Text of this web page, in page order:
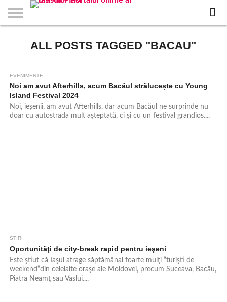
STIRI
APARTAMENTE
NOI IASI
STIRI
IASI
JOBS
FILME
CLUBURI /
DISCOTECI
BARURI /
CAFENELE
SALI DE
FORTA
SALOANE DE
INFRUMUSETARE
AGENTII
RESTAURANTE
IN IASI
PIZZA
PISCINA
IN IASI
FLORARII
RADIO
LIVE
SPALATORII
AUTO
TRACTARI
AUTO
TAXI
CINEMA
TEATRU
HOTELURI
TEREN
SPORTIV
TEREN
TENIS
FARMACII
NON
COFFEE-
TO-GO
FIRME DE
PUBLICITATE
RENTALL POSTS TAGGED "BACAU"
EVENIMENTE
Noi am avut Afterhills, acum Bacăul strălucește cu Young
Island Festival 2024
Noi, ieșenii, am avut Afterhills, dar acum Bacăul ne surprinde nu
doar cu autostrada mult așteptată, ci și cu un festival grandios....
STIRI
Oportunităţi de city-break rapid pentru ieşeni
Este ştiut că Iaşul atrage săptămânal foarte mulţi “turişti de
weekend“din celelalte oraşe ale Moldovei, precum Suceava, Bacău,
Piatra Neamţ sau Vaslui....